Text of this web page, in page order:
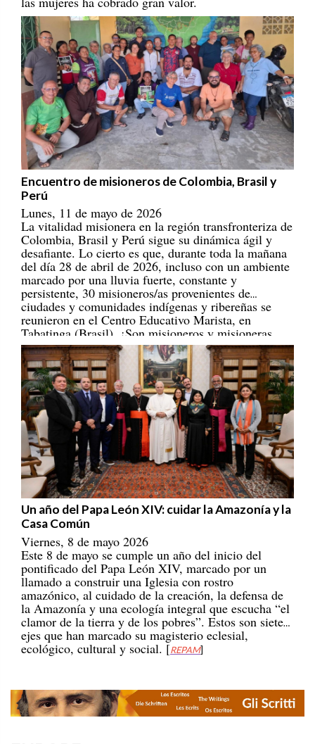
Encuentro de misioneros de Colombia, Brasil y
Perú
Lunes, 11 de mayo de 2026
La vitalidad misionera en la región transfronteriza de
Colombia, Brasil y Perú sigue su dinámica ágil y
desafiante. Lo cierto es que, durante toda la mañana
del día 28 de abril de 2026, incluso con un ambiente
marcado por una lluvia fuerte, constante y
persistente, 30 misioneros/as provenientes de
ciudades y comunidades indígenas y ribereñas se
reunieron en el Centro Educativo Marista, en
Tabatinga (Brasil). ¡Son misioneros y misioneras
portadores/as de esperanza! [REPAM]
Un año del Papa León XIV: cuidar la Amazonía y la
Casa Común
Viernes, 8 de mayo 2026
Este 8 de mayo se cumple un año del inicio del
pontificado del Papa León XIV, marcado por un
llamado a construir una Iglesia con rostro
amazónico, al cuidado de la creación, la defensa de
la Amazonía y una ecología integral que escucha “el
clamor de la tierra y de los pobres”. Estos son siete
ejes que han marcado su magisterio eclesial,
ecológico, cultural y social. [REPAM]